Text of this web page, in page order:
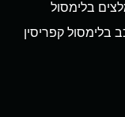
בלימסול
בלימסול קפריסין